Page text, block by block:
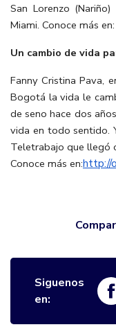
San Lorenzo
Miami. Conoce más en:
Un cambio de vida
Fanny Cristina Pava,
Bogotá la vida le
de seno hace dos
vida en todo sentido.
Teletrabajo que llegó
Conoce más en:http://
Siguenos
en: